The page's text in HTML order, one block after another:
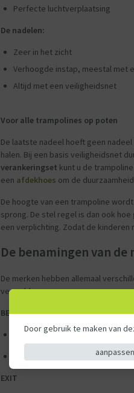
Perfecte luchtverplaatsing
De nadelen:
Zeer in het zicht
Verhoogde instap, meestal met
Altijd met een veiligheidsnet
Voor alle trampolines op poten
De laatste nadeel hoeft geen
halen. Bij een basis veiligheidsnet
verankeringset kunt u de
een afdekhoes om de
De hoogte van een trampoline
sprong. De stel regel is dan ook
een verplichting. Zodat de kinderen
De benamingen van de
De merken hebben allemaal
vermeld.
BERG
InGround (inbouw trampoline, 20
FlatGround (volledig vlakke
EXIT
Door gebruik te maken van
aanpassen